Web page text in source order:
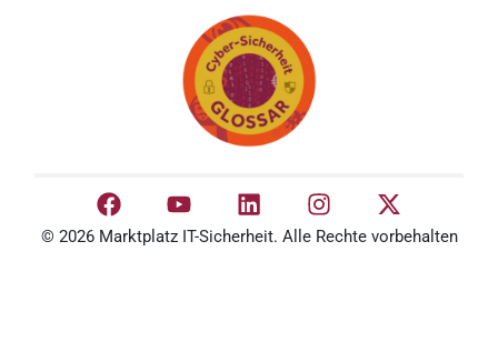
© 2026 Marktplatz IT-Sicherheit. Alle Rechte vorbehalten